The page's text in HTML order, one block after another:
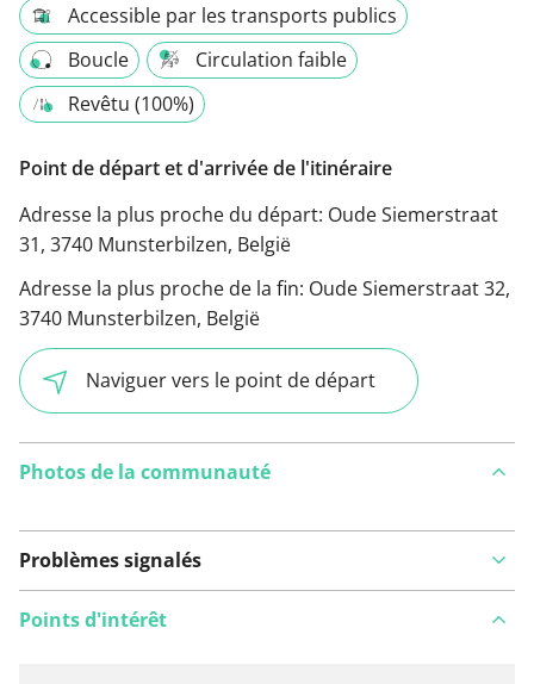
Accessible par les transports publics
Boucle
Circulation faible
Revêtu (100%)
Point de départ et d'arrivée de l'itinéraire
Adresse la plus proche du départ: Oude Siemerstraat
31, 3740 Munsterbilzen, België
Adresse la plus proche de la fin: Oude Siemerstraat 32,
3740 Munsterbilzen, België
Naviguer vers le point de départ
Photos de la communauté
Problèmes signalés
Points d'intérêt